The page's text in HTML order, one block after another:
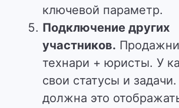
ключевой параметр.
Подключение других
участников.
технари + юристы. У
свои статусы и
должна это